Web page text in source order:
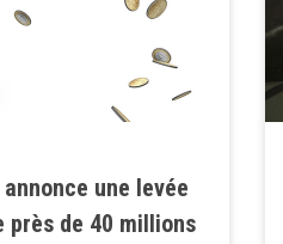
une levée
près de 40 millions